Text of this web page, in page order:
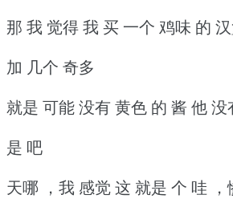
那 我 觉得 我 买 一个 鸡味 的
加 几个 奇多
就是 可能 没有 黄色 的 酱 他
是 吧
天哪 ，我 感觉 这 就是 个 哇 ，